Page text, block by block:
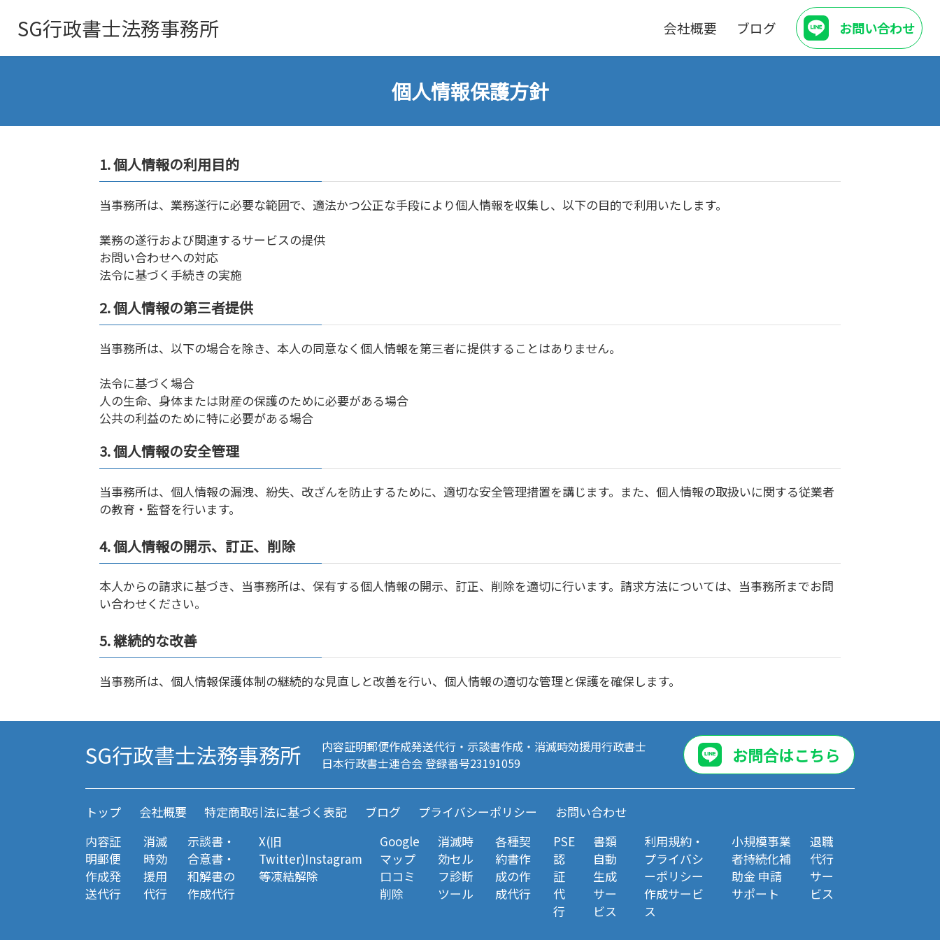
SG行政書士法務事務所 会社概要 ブログ お問い合わせ
個人情報保護方針
1. 個人情報の利用目的
当事務所は、業務遂行に必要な範囲で、適法かつ公正な手段により個人情報を収集し、以下の目的で利用いたします。
業務の遂行および関連するサービスの提供
お問い合わせへの対応
法令に基づく手続きの実施
2. 個人情報の第三者提供
当事務所は、以下の場合を除き、本人の同意なく個人情報を第三者に提供することはありません。
法令に基づく場合
人の生命、身体または財産の保護のために必要がある場合
公共の利益のために特に必要がある場合
3. 個人情報の安全管理
当事務所は、個人情報の漏洩、紛失、改ざんを防止するために、適切な安全管理措置を講じます。また、個人情報の取扱いに関する従業者
の教育・監督を行います。
4. 個人情報の開示、訂正、削除
本人からの請求に基づき、当事務所は、保有する個人情報の開示、訂正、削除を適切に行います。請求方法については、当事務所までお問
い合わせください。
5. 継続的な改善
当事務所は、個人情報保護体制の継続的な見直しと改善を行い、個人情報の適切な管理と保護を確保します。
SG行政書士法務事務所
内容証明郵便作成発送代行・示談書作成・消滅時効援用行政書士
日本行政書士連合会 登録番号23191059
お問合はこちら
トップ 会社概要 特定商取引法に基づく表記 ブログ プライバシーポリシー
お問い合わせ
内容証
明郵便
作成発
送代行
消滅
時効
援用
代行
示談書・
合意書・
和解書の
作成代行
X(旧
Twitter)Instagram
等凍結解除
Google
マップ
口コミ
削除
消滅時
効セル
フ診断
ツール
各種契
約書作
成の作
成代行
PSE
認
証
代
行
書類
自動
生成
サー
ビス
利用規約・
プライバシ
ーポリシー
作成サービ
ス
小規模事業
者持続化補
助金 申請
サポート
退職
代行
サー
ビス